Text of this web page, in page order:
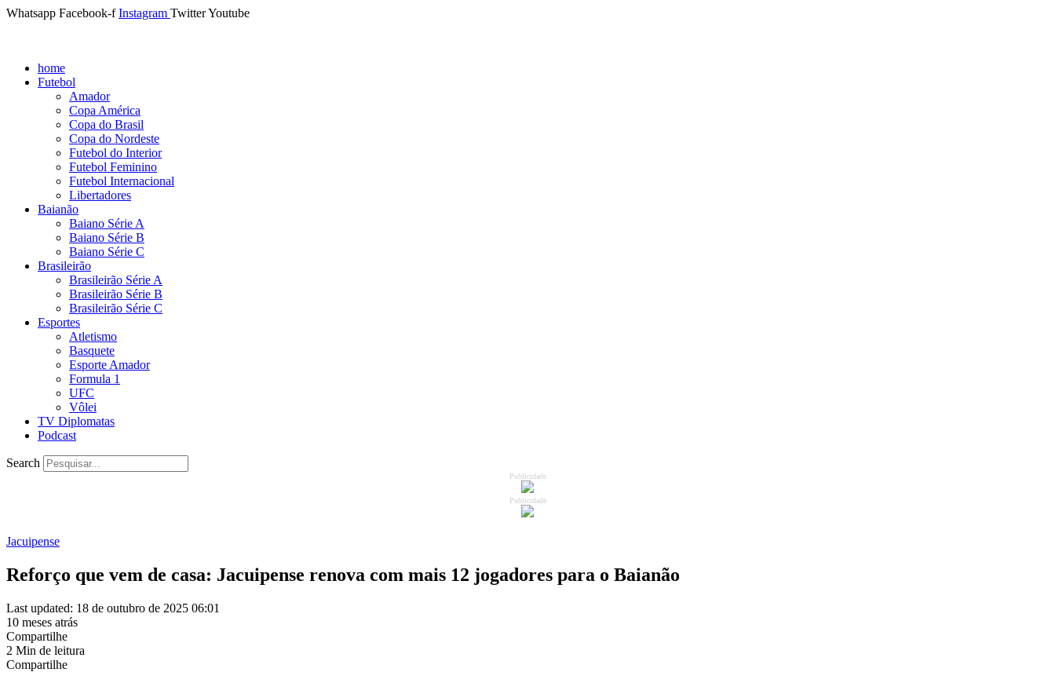
Whatsapp Facebook-f Instagram TwitterYoutube
home
Futebol
Amador
Copa América
Copa do Brasil
Copa do Nordeste
Futebol do Interior
Futebol Feminino
Futebol Internacional
Libertadores
Baianão
Baiano Série A
Baiano Série B
Baiano Série C
Brasileirão
Brasileirão Série A
Brasileirão Série B
Brasileirão Série C
Esportes
Atletismo
Basquete
Esporte Amador
Formula 1
UFC
Vôlei
TV Diplomatas
Podcast
Search
Publicidade
Publicidade
Jacuipense
Reforço que vem de casa: Jacuipense renova com mais 12 jogadores para o Baianão
Last updated: 18 de outubro de 2025 06:01
10 meses atrás
Compartilhe
2 Min de leitura
Compartilhe